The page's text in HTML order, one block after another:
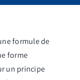
formule de
forme
un principe